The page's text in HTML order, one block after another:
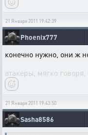
21 Января 2011 19:42:39
Phoenix777
конечно нужно, они ж
атакеры, мягко говоря,
21 Января 2011 19:43:50
Sasha8586